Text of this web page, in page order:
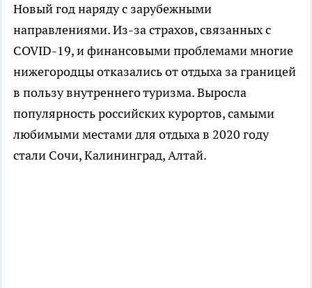
Новый год наряду с зарубежными
направлениями. Из-за страхов, связанных с
COVID-19, и финансовыми проблемами многие
нижегородцы отказались от отдыха за границей
в пользу внутреннего туризма. Выросла
популярность российских курортов, самыми
любимыми местами для отдыха в 2020 году
стали Сочи, Калининград, Алтай.